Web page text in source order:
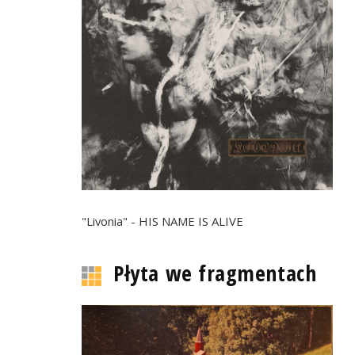
"Livonia" - HIS NAME IS ALIVE
Płyta we fragmentach